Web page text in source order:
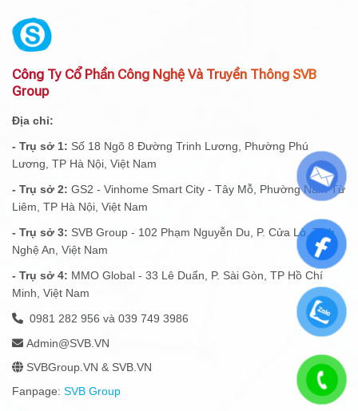
Công Ty Cổ Phần Công Nghệ Và Truyền Thông SVB
Group
Địa chỉ:
- Trụ sở 1: Số 18 Ngõ 8 Đường Trinh Lương, Phường Phú
Lương, TP Hà Nội, Việt Nam
- Trụ sở 2: GS2 - Vinhome Smart City - Tây Mỗ, Phường Nam Từ
Liêm, TP Hà Nội, Việt Nam
- Trụ sở 3: SVB Group - 102 Phạm Nguyễn Du, P. Cửa Lò, Tỉnh
Nghệ An, Việt Nam
- Trụ sở 4: MMO Global - 33 Lê Duẩn, P. Sài Gòn, TP Hồ Chí
Minh, Việt Nam
0981 282 956 và 039 749 3986
Admin@SVB.VN
SVBGroup.VN & SVB.VN
Fanpage: SVB Group